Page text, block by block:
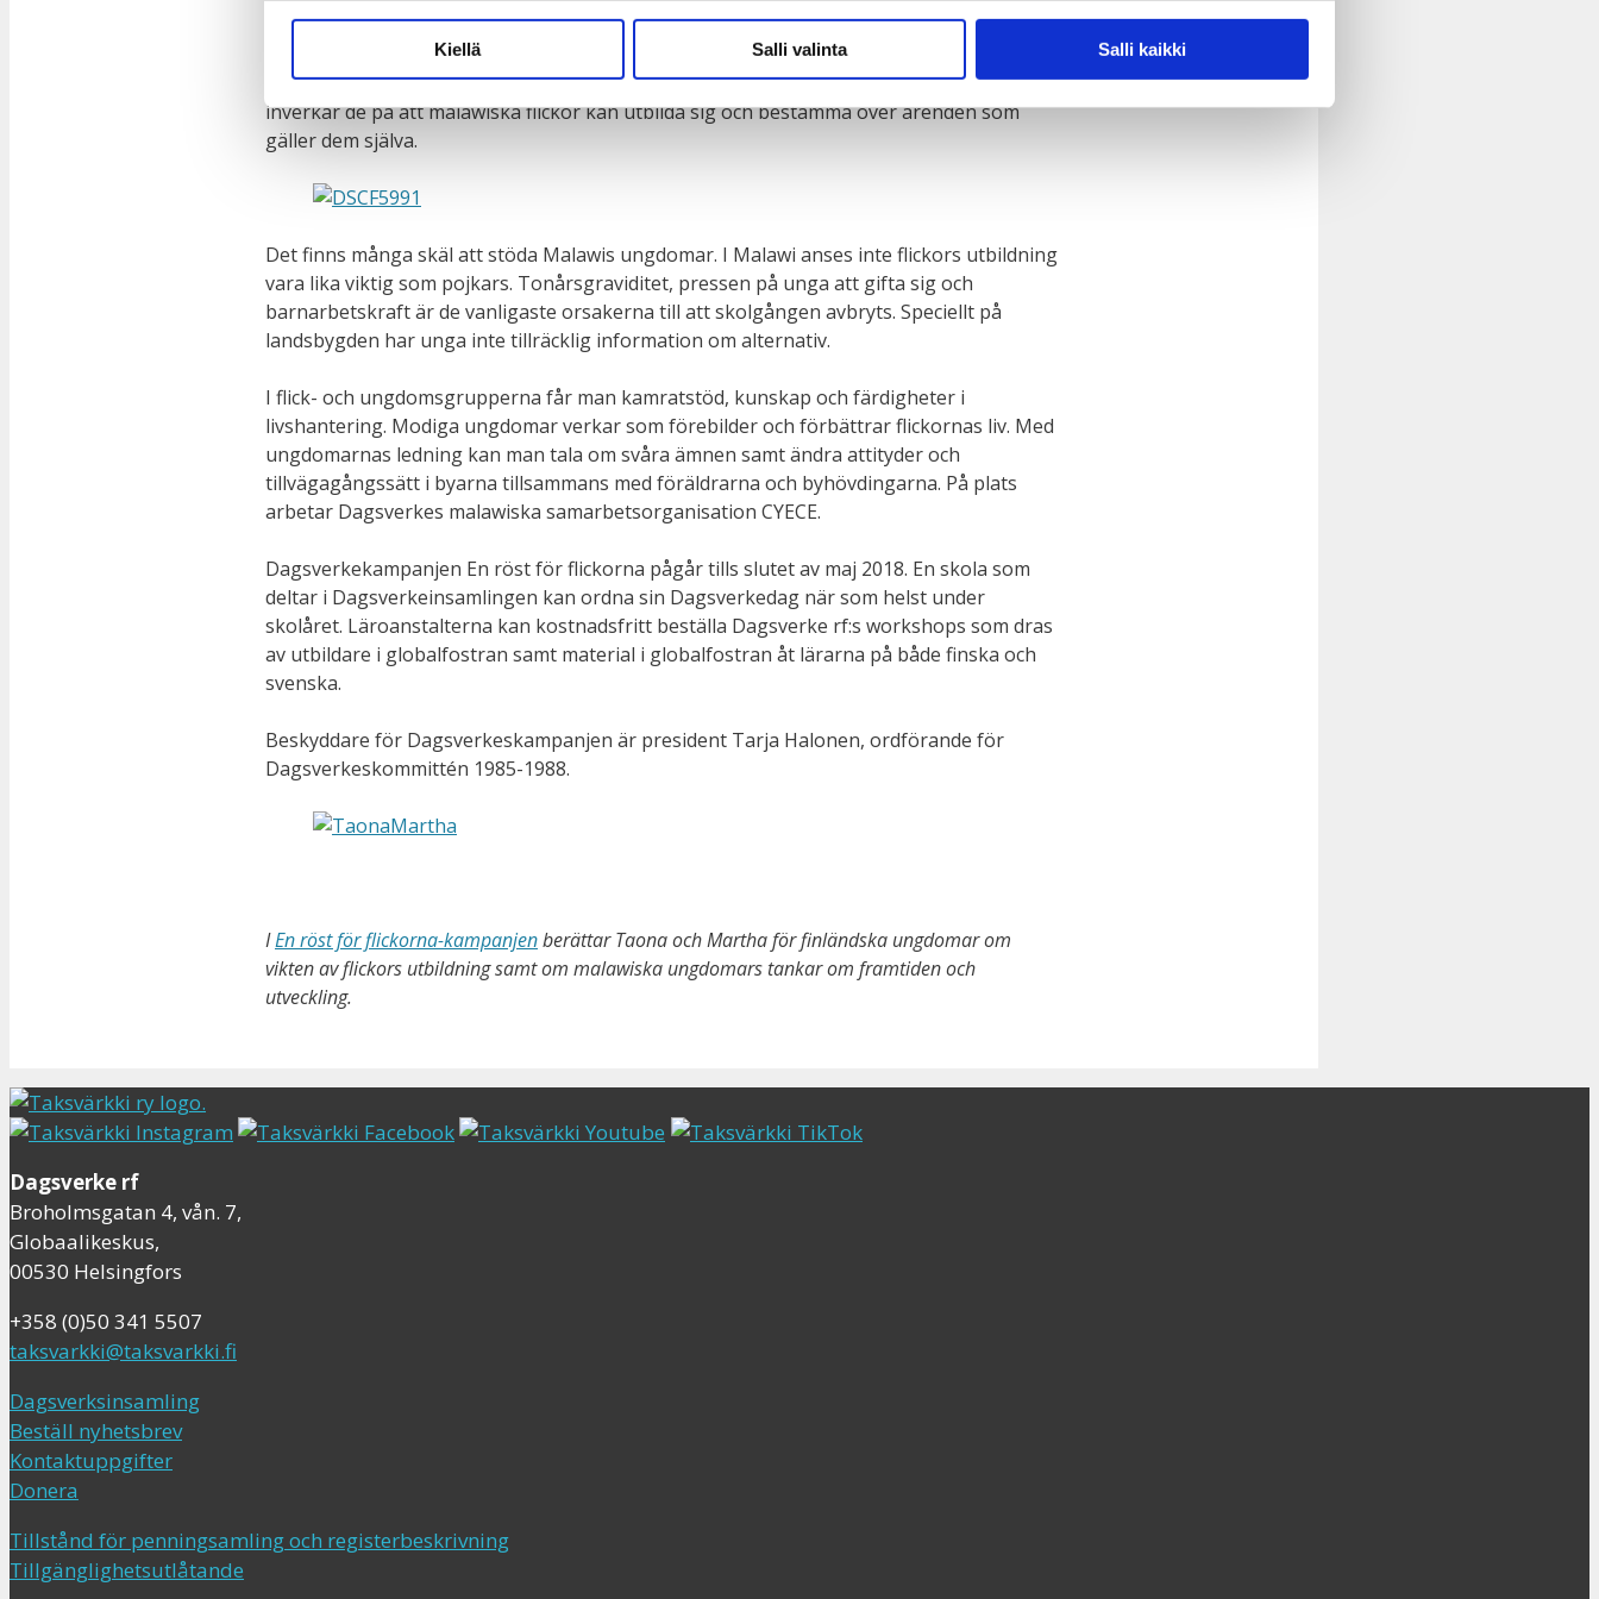
Kiellä Salli valinta Salli kaikki
I Dagsverkekampanjen stöder finländska ungdomar grundandet av egna grupper för
flickor och unga i byarna i Malawi, södra Afrika. Genom att delta i Dagsverkeinsamlingen
inverkar de på att malawiska flickor kan utbilda sig och bestämma över ärenden som
gäller dem själva.
Det finns många skäl att stöda Malawis ungdomar. I Malawi anses inte flickors utbildning
vara lika viktig som pojkars. Tonårsgraviditet, pressen på unga att gifta sig och
barnarbetskraft är de vanligaste orsakerna till att skolgången avbryts. Speciellt på
landsbygden har unga inte tillräcklig information om alternativ.
I flick- och ungdomsgrupperna får man kamratstöd, kunskap och färdigheter i
livshantering. Modiga ungdomar verkar som förebilder och förbättrar flickornas liv. Med
ungdomarnas ledning kan man tala om svåra ämnen samt ändra attityder och
tillvägagångssätt i byarna tillsammans med föräldrarna och byhövdingarna. På plats
arbetar Dagsverkes malawiska samarbetsorganisation CYECE.
Dagsverkekampanjen En röst för flickorna pågår tills slutet av maj 2018. En skola som
deltar i Dagsverkeinsamlingen kan ordna sin Dagsverkedag när som helst under
skolåret. Läroanstalterna kan kostnadsfritt beställa Dagsverke rf:s workshops som dras
av utbildare i globalfostran samt material i globalfostran åt lärarna på både finska och
svenska.
Beskyddare för Dagsverkeskampanjen är president Tarja Halonen, ordförande för
Dagsverkeskommittén 1985-1988.
IEn röst för flickorna-kampanjenberättar Taona och Martha för finländska ungdomar om
vikten av flickors utbildning samt om malawiska ungdomars tankar om framtiden och
utveckling.
Dagsverke rf
Broholmsgatan 4, vån. 7,
Globaalikeskus,
00530 Helsingfors
+358 (0)50 341 5507
taksvarkki@taksvarkki.fi
Dagsverksinsamling
Beställ nyhetsbrev
Kontaktuppgifter
Donera
Tillstånd för penningsamling och registerbeskrivning
Tillgänglighetsutlåtande